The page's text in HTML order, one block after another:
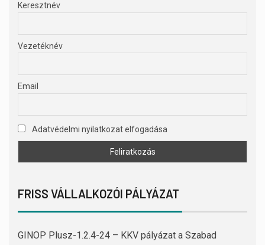
Keresztnév
Vezetéknév
Email
Adatvédelmi nyilatkozat elfogadása
FRISS VÁLLALKOZÓI PÁLYÁZAT
GINOP Plusz-1.2.4-24 – KKV pályázat a Szabad